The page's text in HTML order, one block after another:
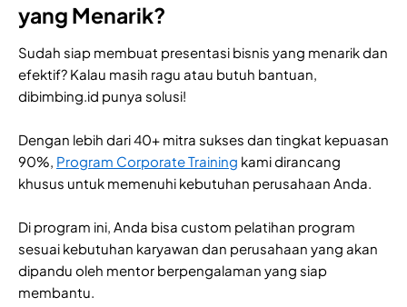
yang Menarik?
Sudah siap membuat presentasi bisnis yang menarik dan
efektif? Kalau masih ragu atau butuh bantuan,
dibimbing.id punya solusi!
Dengan lebih dari 40+ mitra sukses dan tingkat kepuasan
90%, Program Corporate Training kami dirancang
khusus untuk memenuhi kebutuhan perusahaan Anda.
Di program ini, Anda bisa custom pelatihan program
sesuai kebutuhan karyawan dan perusahaan yang akan
dipandu oleh mentor berpengalaman yang siap
membantu.